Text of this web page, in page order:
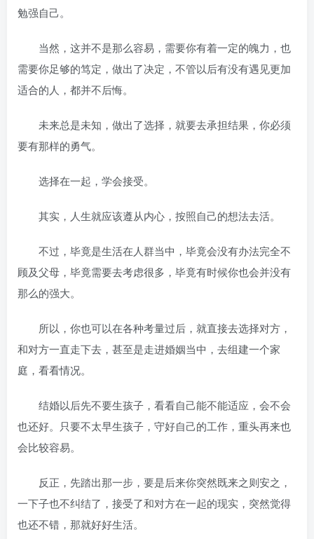
勉强自己。
当然，这并不是那么容易，需要你有着一定的魄力，也
需要你足够的笃定，做出了决定，不管以后有没有遇见更加
适合的人，都并不后悔。
未来总是未知，做出了选择，就要去承担结果，你必须
要有那样的勇气。
选择在一起，学会接受。
其实，人生就应该遵从内心，按照自己的想法去活。
不过，毕竟是生活在人群当中，毕竟会没有办法完全不
顾及父母，毕竟需要去考虑很多，毕竟有时候你也会并没有
那么的强大。
所以，你也可以在各种考量过后，就直接去选择对方，
和对方一直走下去，甚至是走进婚姻当中，去组建一个家
庭，看看情况。
结婚以后先不要生孩子，看看自己能不能适应，会不会
也还好。只要不太早生孩子，守好自己的工作，重头再来也
会比较容易。
反正，先踏出那一步，要是后来你突然既来之则安之，
一下子也不纠结了，接受了和对方在一起的现实，突然觉得
也还不错，那就好好生活。